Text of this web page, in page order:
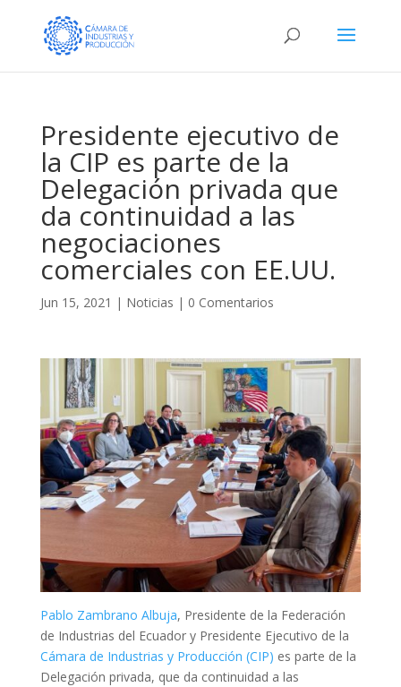
Presidente ejecutivo de
la CIP es parte de la
Delegación privada que
da continuidad a las
negociaciones
comerciales con EE.UU.
Jun 15, 2021 | Noticias | 0 Comentarios
Pablo Zambrano Albuja, Presidente de la Federación
de Industrias del Ecuador y Presidente Ejecutivo de la
Cámara de Industrias y Producción (CIP) es parte de la
Delegación privada, que da continuidad a las